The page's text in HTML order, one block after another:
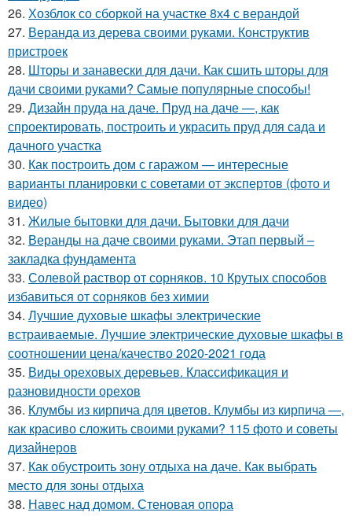
26. Хозблок со сборкой на участке 8х4 с верандой
27. Веранда из дерева своими руками. Конструктив
пристроек
28. Шторы и занавески для дачи. Как сшить шторы для
дачи своими руками? Самые популярные способы!
29. Дизайн пруда на даче. Пруд на даче —, как
спроектировать, построить и украсить пруд для сада и
дачного участка
30. Как построить дом с гаражом — интересные
варианты планировки с советами от экспертов (фото и
видео)
31. Жилые бытовки для дачи. Бытовки для дачи
32. Веранды на даче своими руками. Этап первый –
закладка фундамента
33. Солевой раствор от сорняков. 10 Крутых способов
избавиться от сорняков без химии
34. Лучшие духовые шкафы электрические
встраиваемые. Лучшие электрические духовые шкафы в
соотношении цена/качество 2020-2021 года
35. Виды ореховых деревьев. Классификация и
разновидности орехов
36. Клумбы из кирпича для цветов. Клумбы из кирпича —,
как красиво сложить своими руками? 115 фото и советы
дизайнеров
37. Как обустроить зону отдыха на даче. Как выбрать
место для зоны отдыха
38. Навес над домом. Стеновая опора